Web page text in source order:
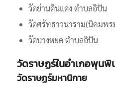
วัดย่านดินแดง ตำบลอิปัน
วัดศรัทธาวนาราม(นิคมพร
วัดบางหยด ตำบลอิปัน
วัดราษฏร์ในอำเภอพุนพิ
วัดราษฏร์มหานิกาย